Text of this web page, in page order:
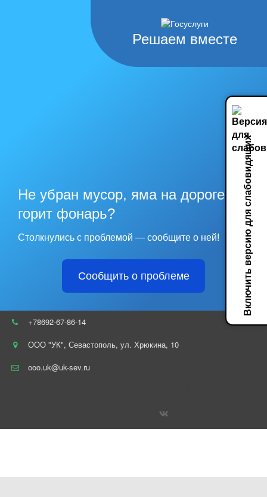
Решаем вместе
Не убран мусор, яма на дороге, не
горит фонарь?
Столкнулись с проблемой — сообщите о ней!
Сообщить о проблеме Включить версию для слабовидящих
+78692-67-86-14
ООО "УК", Севастополь, ул. Хрюкина, 10
ooo.uk@uk-sev.ru